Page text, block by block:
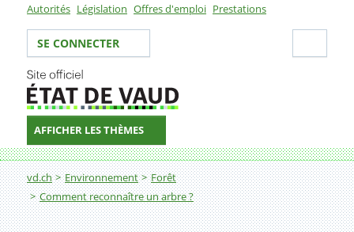
Sous-navigation
Autorités Législation Offres d'emploi Prestations
Votre identité
SE CONNECTER
AFFICHER LES THÈMES
Fil d'Ariane
vd.ch Environnement
Forêt
Comment reconnaître un arbre ?
Arbre 5